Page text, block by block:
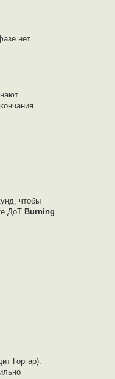
нет
чтобы
ДоТ Burning
Горгар).